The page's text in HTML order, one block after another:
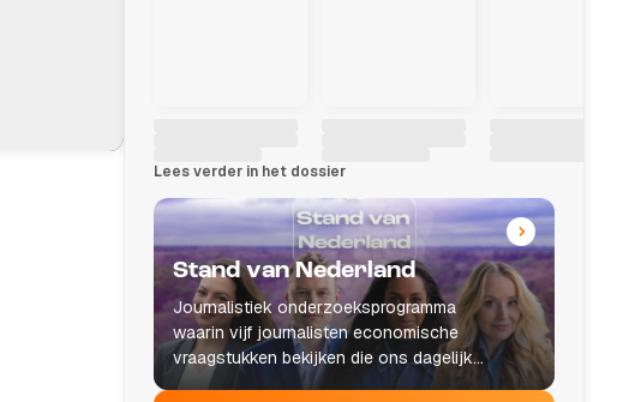
Lees verder in het dossier
Stand van Nederland
Journalistiek onderzoeksprogramma
waarin vijf journalisten economische
vraagstukken bekijken die ons dagelijks
leven raken.